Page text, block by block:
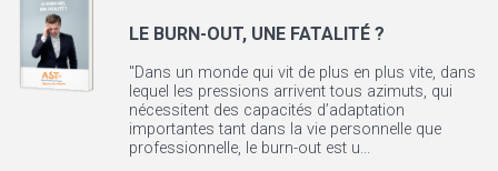
LE BURN-OUT, UNE FATALITÉ ?
"Dans un monde qui vit de plus en plus vite, dans
lequel les pressions arrivent tous azimuts, qui
nécessitent des capacités d’adaptation
importantes tant dans la vie personnelle que
professionnelle, le burn-out est u...